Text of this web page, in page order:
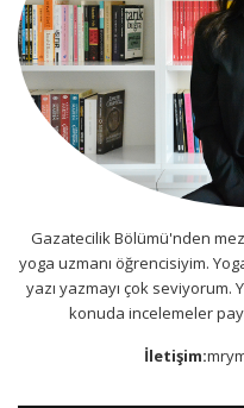
Gazatecilik Bölümü'nden
yoga uzmanı öğrencisiyim.
yazı yazmayı çok seviyorum.
konuda incelemeler
İletişim: